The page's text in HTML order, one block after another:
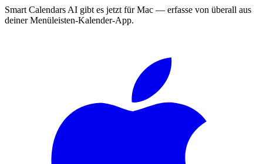
Smart Calendars AI gibt es jetzt für Mac — erfasse von überall aus
deiner Menüleisten-Kalender-App.